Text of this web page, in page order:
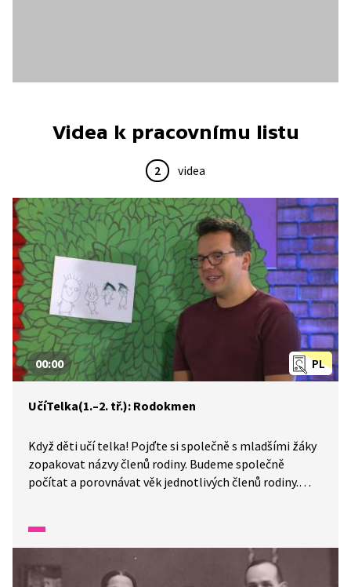
Videa k pracovnímu listu
2 videa
PL
00:00
UčíTelka(1.–2. tř.): Rodokmen
Když děti učí telka! Pojďte si společně s mladšími žáky
zopakovat názvy členů rodiny. Budeme společně
počítat a porovnávat věk jednotlivých členů rodiny.